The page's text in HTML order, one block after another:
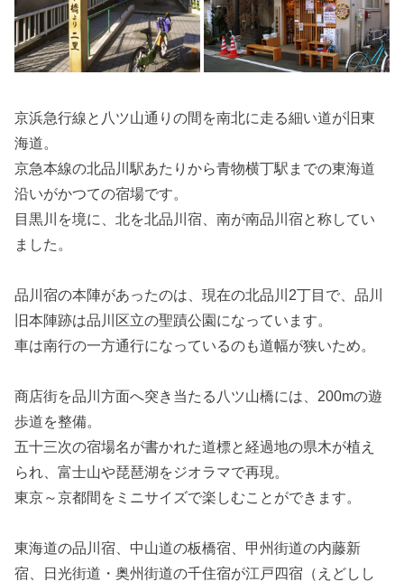
京浜急行線と八ツ山通りの間を南北に走る細い道が旧東
海道。
京急本線の北品川駅あたりから青物横丁駅までの東海道
沿いがかつての宿場です。
目黒川を境に、北を北品川宿、南が南品川宿と称してい
ました。
品川宿の本陣があったのは、現在の北品川2丁目で、品川
旧本陣跡は品川区立の聖蹟公園になっています。
車は南行の一方通行になっているのも道幅が狭いため。
商店街を品川方面へ突き当たる八ツ山橋には、200mの遊
歩道を整備。
五十三次の宿場名が書かれた道標と経過地の県木が植え
られ、富士山や琵琶湖をジオラマで再現。
東京～京都間をミニサイズで楽しむことができます。
東海道の品川宿、中山道の板橋宿、甲州街道の内藤新
宿、日光街道・奥州街道の千住宿が江戸四宿（えどしし